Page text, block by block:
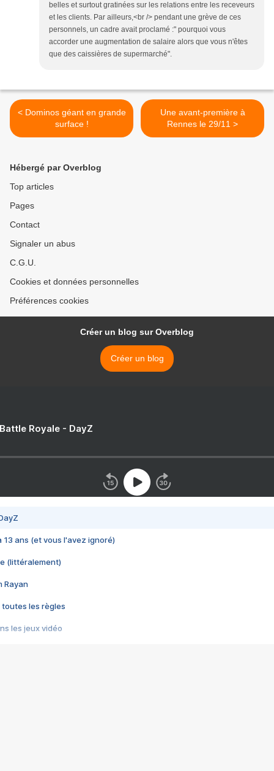
belles et surtout gratinées sur les relations entre les receveurs
et les clients. Par ailleurs,<br /> pendant une grève de ces
personnels, un cadre avait proclamé :" pourquoi vous
accorder une augmentation de salaire alors que vous n'êtes
que des caissières de supermarché".
< Dominos géant en grande
surface !
Une avant-première à
Rennes le 29/11 >
Hébergé par Overblog
Top articles
Pages
Contact
Signaler un abus
C.G.U.
Cookies et données personnelles
Préférences cookies
Créer un blog sur Overblog
Créer un blog
Royale - DayZ
13 ans (et vous l'avez ignoré)
(littéralement)
Rayan
toutes les règles
les jeux vidéo